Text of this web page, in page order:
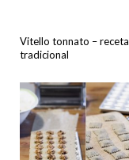
Vitello tonnato – receta
tradicional